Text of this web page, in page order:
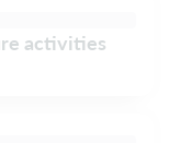
activities